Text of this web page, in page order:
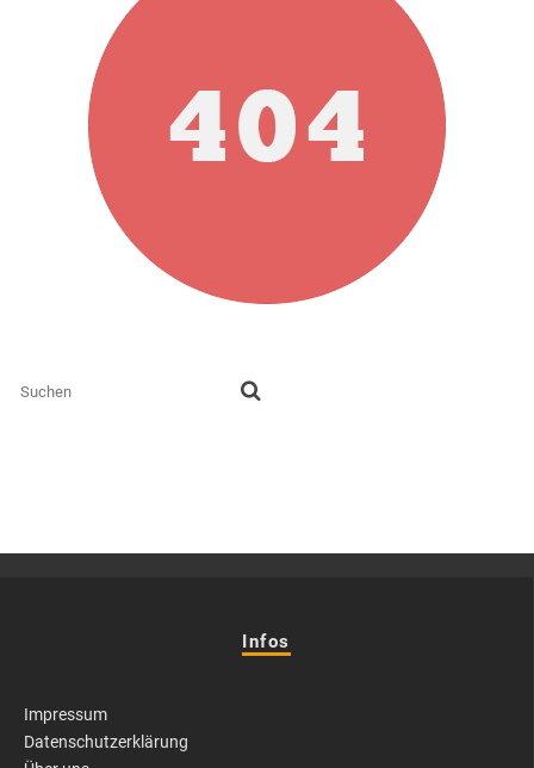
Infos
Impressum
Datenschutzerklärung